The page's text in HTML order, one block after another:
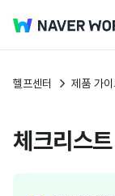
헬프센터 제품 가
체크리스트